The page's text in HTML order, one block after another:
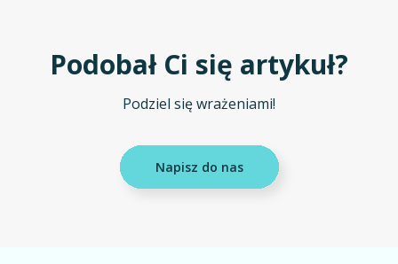
Podobał Ci się artykuł?
Podziel się wrażeniami!
Napisz do nas